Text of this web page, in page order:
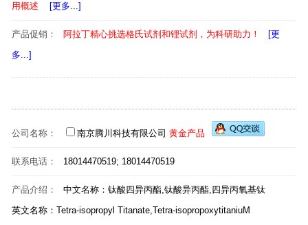
用概述
[更多...]
产品促销： 阿拉丁精心挑选格氏试剂和锂试剂，为科研助力！
[更
多...]
公司名称： 南京腾川科技有限公司 黄金产品
联系电话： 18014470519; 18014470519
产品介绍：
中文名称：钛酸四异丙酯,钛酸异丙酯,四异丙氧基钛
英文名称：Tetra-isopropyl Titanate,Tetra-isopropoxytitaniuM